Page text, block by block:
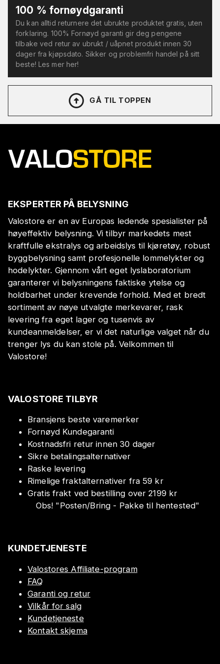
100 % fornøydgaranti
Du kan alltid returnere det ubrukte produktet gratis, uten
forklaring. 100% Fornøyd garanti gir deg pengene
tilbake ved retur av ubrukt / uåpnet produkt innen 30
dager fra kjøpsdato. Sikker og problemfri handel på sitt
beste! Les mer her!
GÅ TIL TOPPEN
EKSPERTER PÅ BELYSNING
Valostore er en av Europas ledende spesialister på
høyeffektiv belysning. Vi tilbyr markedets mest
kraftfulle ekstralys og arbeidslys til kjøretøy, robust
byggbelysning samt profesjonelle lommelykter og
hodelykter. Gjennom vårt eget lyslaboratorium
garanterer vi belysningens faktiske ytelse og
holdbarhet under krevende forhold. Med et bredt
sortiment av nøye utvalgte merkevarer, rask
levering fra eget lager og tusenvis av
kundeanmeldelser, er vi det naturlige valget når du
trenger lys du kan stole på. Velkommen til
Valostore!
VALOSTORE TILBYR
Bransjens beste varemerker
Fornøyd Kundegaranti
Kostnadsfri retur innen 30 dager
Sikre betalingsalternativer
Raske levering
Rimelige fraktalternativer fra 59 kr
Gratis frakt ved bestilling over 2199 kr
Obs! "Posten/Bring - Pakke til hentested"
KUNDETJENESTE
Valostores Affiliate-program
FAQ
Garanti og retur
Vilkår for salg
Kundetjeneste
Kontakt skjema